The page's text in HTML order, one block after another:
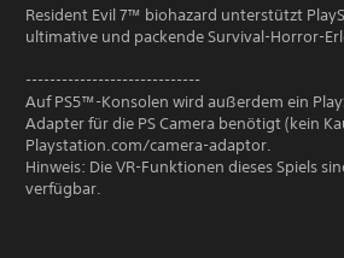
Resident Evil 7™ biohazard unterstützt
ultimative und packende Survival-Horror-
-----------------------------
Auf PS5™-Konsolen wird außerdem ein
Adapter für die PS Camera benötigt (kein
Playstation.com/camera-adaptor.
Hinweis: Die VR-Funktionen dieses Spiels
verfügbar.